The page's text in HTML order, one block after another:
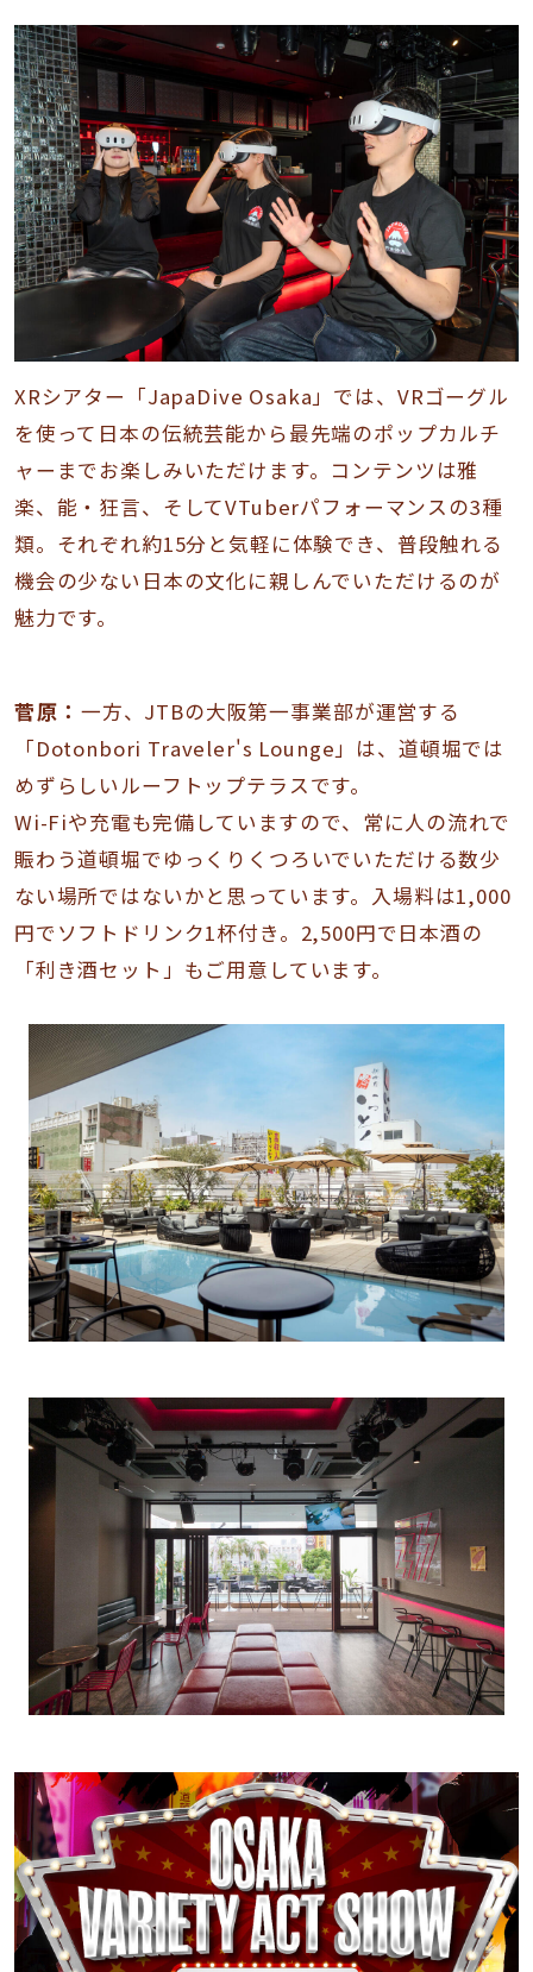
XRシアター「JapaDive Osaka」では、VRゴーグル
を使って日本の伝統芸能から最先端のポップカルチ
ャーまでお楽しみいただけます。コンテンツは雅
楽、能・狂言、そしてVTuberパフォーマンスの3種
類。それぞれ約15分と気軽に体験でき、普段触れる
機会の少ない日本の文化に親しんでいただけるのが
魅力です。
菅原： 一方、JTBの大阪第一事業部が運営する
「Dotonbori Traveler's Lounge」は、道頓堀では
めずらしいルーフトップテラスです。
Wi-Fiや充電も完備していますので、常に人の流れで
賑わう道頓堀でゆっくりくつろいでいただける数少
ない場所ではないかと思っています。入場料は1,000
円でソフトドリンク1杯付き。2,500円で日本酒の
「利き酒セット」もご用意しています。